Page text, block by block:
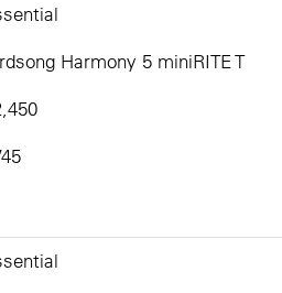
Harmony 5 miniRITE T